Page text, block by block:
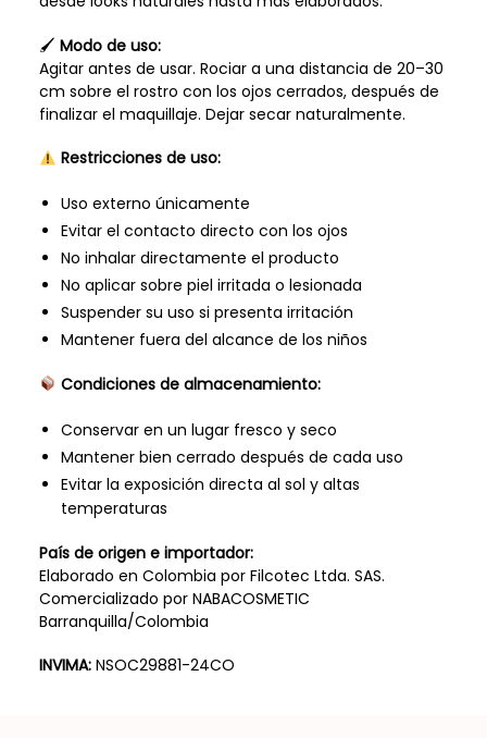
🖌 Modo de uso:
Agitar antes de usar. Rociar a una distancia de 20–30
cm sobre el rostro con los ojos cerrados, después de
finalizar el maquillaje. Dejar secar naturalmente.
Restricciones de uso:
Uso externo únicamente
Evitar el contacto directo con los ojos
No inhalar directamente el producto
No aplicar sobre piel irritada o lesionada
Suspender su uso si presenta irritación
Mantener fuera del alcance de los niños
Condiciones de almacenamiento:
Conservar en un lugar fresco y seco
Mantener bien cerrado después de cada uso
Evitar la exposición directa al sol y altas
temperaturas
País de origen e importador:
Elaborado en Colombia por Filcotec Ltda. SAS.
Comercializado por NABACOSMETIC
Barranquilla/Colombia
INVIMA:NSOC29881-24CO